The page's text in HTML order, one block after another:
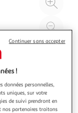
à
!
données personnelles,
uniques, sur votre
de suivi prendront en
nos partenaires traitons
Continuer sans accepter